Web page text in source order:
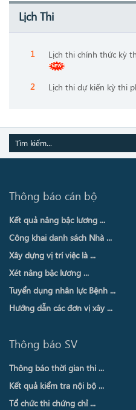
Lịch Thi
Lịch thi chính thức kỳ
Lịch thi dự kiến kỳ thi
Thông báo cán bộ
Kết quả nâng bậc lương ...
Công khai danh sách Nhà ...
Xây dựng vị trí việc là ...
Xét nâng bậc lương ...
Tuyển dụng nhân lực Bệnh ...
Hướng dẫn các đơn vị xây ...
Thông báo SV
Thông báo thời gian thi ...
Kết quả kiểm tra nội bộ ...
Tổ chức thi chứng chỉ ...